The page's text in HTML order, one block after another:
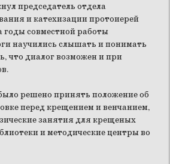
председатель отдела
и катехизации протоиерей
годы совместной работы
научились слышать и понимать
что диалог возможен и при
решено принять положение об
перед крещением и венчанием,
занятия для крещеных
и методические центры во